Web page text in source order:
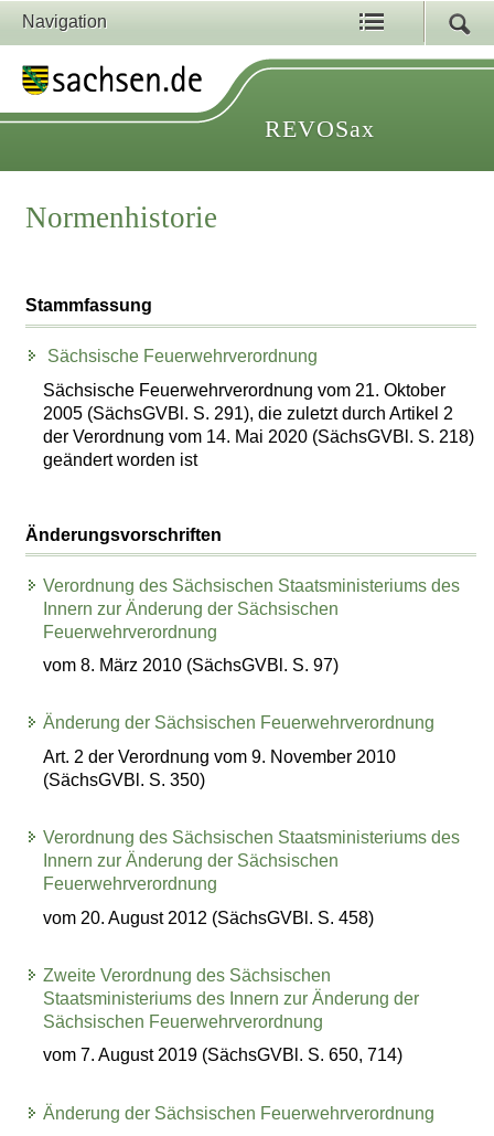
Navigation
REVOSax
Normenhistorie
Stammfassung
Sächsische Feuerwehrverordnung
Sächsische Feuerwehrverordnung vom 21. Oktober
2005 (SächsGVBl. S. 291), die zuletzt durch Artikel 2
der Verordnung vom 14. Mai 2020 (SächsGVBl. S. 218)
geändert worden ist
Änderungsvorschriften
Verordnung des Sächsischen Staatsministeriums des
Innern zur Änderung der Sächsischen
Feuerwehrverordnung
vom 8. März 2010 (SächsGVBl. S. 97)
Änderung der Sächsischen Feuerwehrverordnung
Art. 2 der Verordnung vom 9. November 2010
(SächsGVBl. S. 350)
Verordnung des Sächsischen Staatsministeriums des
Innern zur Änderung der Sächsischen
Feuerwehrverordnung
vom 20. August 2012 (SächsGVBl. S. 458)
Zweite Verordnung des Sächsischen
Staatsministeriums des Innern zur Änderung der
Sächsischen Feuerwehrverordnung
vom 7. August 2019 (SächsGVBl. S. 650, 714)
Änderung der Sächsischen Feuerwehrverordnung